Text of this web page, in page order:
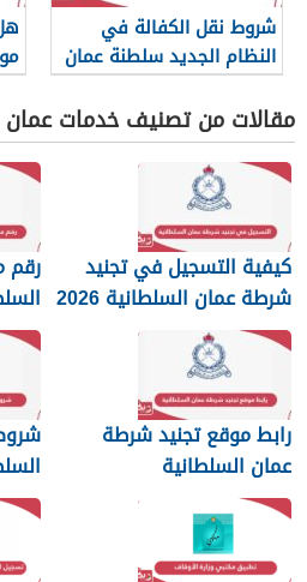
شروط نقل الكفالة في
النظام الجديد سلطنة عمان
2026
مقالات من تصنيف خدمات عمان
كيفية التسجيل في تجنيد
شرطة عمان السلطانية 2026
رقم
رابط موقع تجنيد شرطة
عمان السلطانية